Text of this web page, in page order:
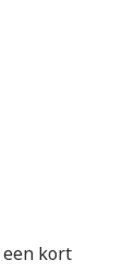
een kort